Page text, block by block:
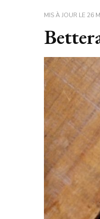
MIS À JOUR LE 26